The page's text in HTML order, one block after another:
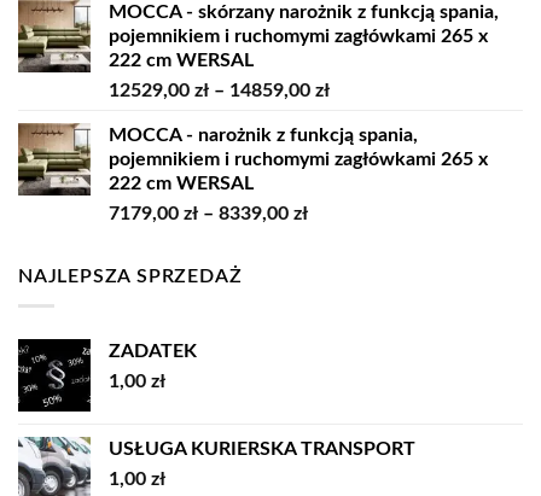
od
7979,00 zł
9209,00 zł
MOCCA - skórzany narożnik z funkcją spania,
pojemnikiem i ruchomymi zagłówkami 265 x
222 cm WERSAL
12529,00 zł – 14859,00 złZakres
od
12529,00 zł
MOCCA - narożnik z funkcją spania,
pojemnikiem i ruchomymi zagłówkami 265 x
222 cm WERSAL
7179,00 zł – 8339,00 złZakres
NAJLEPSZA SPRZEDAŻ
ZADATEK
1,00 zł
USŁUGA KURIERSKA TRANSPORT
1,00 zł